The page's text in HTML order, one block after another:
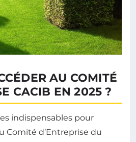
AU COMITÉ
CACIB EN 2025 ?
indispensables pour
Comité d’Entreprise du